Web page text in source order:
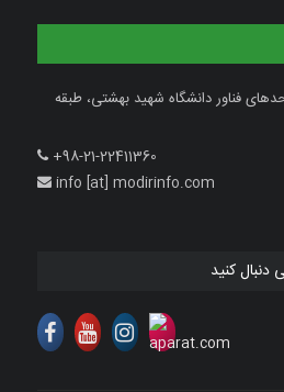
فناور دانشگاه شهید بهشتی، طبقه
+98-21-22411360
info [at] modirinfo.com
دنبال کنید